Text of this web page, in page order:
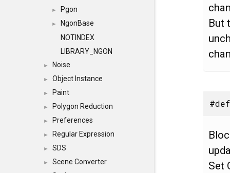
► Pgon
►
NgonBase
NOTINDEX
LIBRARY_NGON
► Noise
► Object Instance
► Paint
► Polygon Reduction
► Preferences
► Regular Expression
► SDS
►
Scene Converter
But
Set